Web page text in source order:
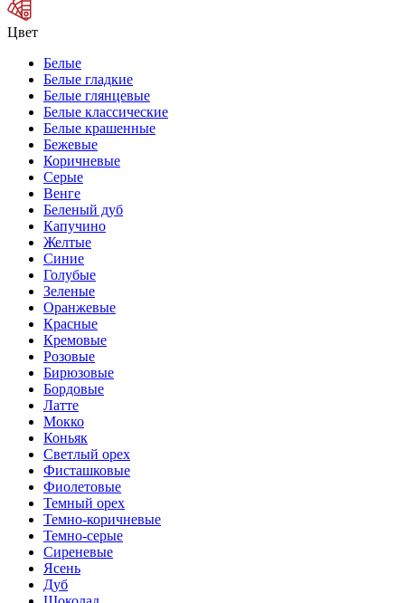
Цвет
Белые
Белые гладкие
Белые глянцевые
Белые классические
Белые крашенные
Бежевые
Коричневые
Серые
Венге
Беленый дуб
Капучино
Желтые
Синие
Голубые
Зеленые
Оранжевые
Красные
Кремовые
Розовые
Бирюзовые
Бордовые
Латте
Мокко
Коньяк
Светлый орех
Фисташковые
Фиолетовые
Темный орех
Темно-коричневые
Темно-серые
Сиреневые
Ясень
Дуб